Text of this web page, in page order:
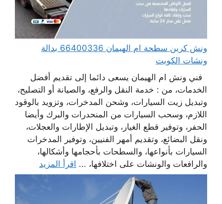
ونش كرين سطحة ام الهيمان 66400336 بدالة
ونشات الكويت
فني ونش ام الهيمان يسعى دائما إلى تقديم أفضل
الخدمات، من : خدمة النقل والرفع، والصيانة أو التصليح،
وتبديل زيت السيارات، وشحن المدخرات، وتزويد بالوقود
اللازم، وسحب السيارات من المنحدرات والبرك وأيضا
الحفر، وتوفير قطع الغيار، وتبديل الإطارات والعجلات،
ونقل البضائع، وتقديم أمهر الفنيين، وتوفير المدخرات
السيارات بأنواعها، والسطحات بأحجامها وأشكالها،
والرافعات والونشات على اختلافها، ... اقرأ المزيد